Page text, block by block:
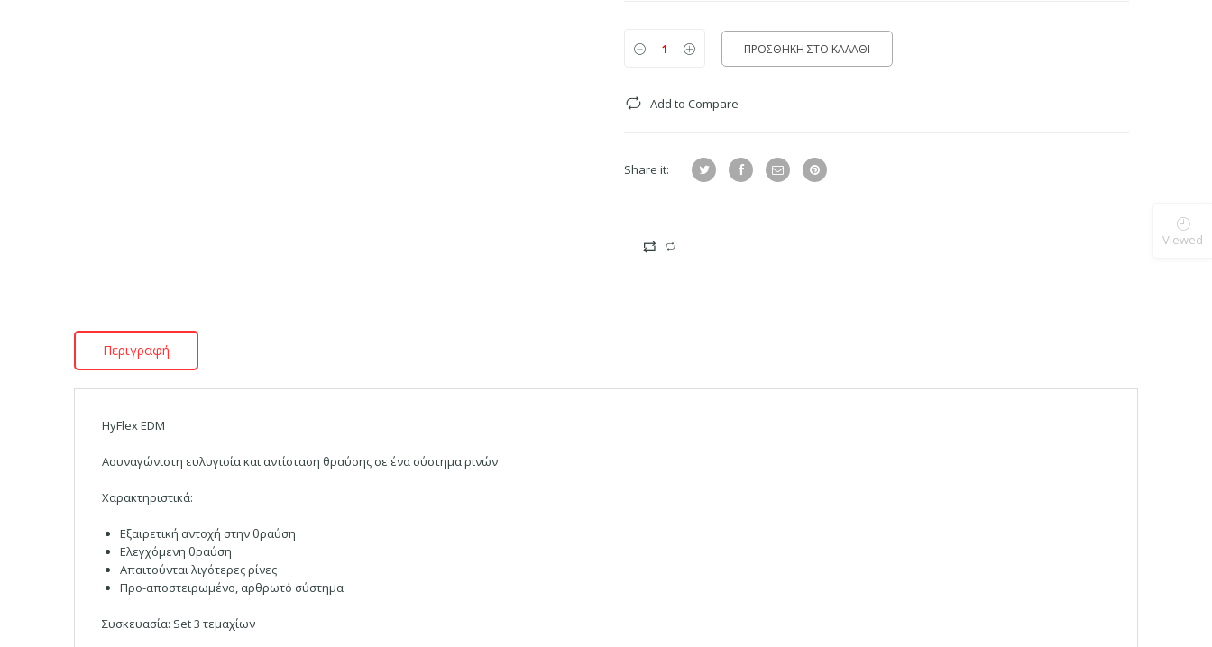
ΠΡΟΣΘΗΚΗ ΣΤΟ ΚΑΛΑΘΙ
Add to Compare
Share it:
Περιγραφή
HyFlex EDM
Ασυναγώνιστη ευλυγισία και αντίσταση θραύσης σε ένα σύστημα ρινών
Χαρακτηριστικά:
Εξαιρετική αντοχή στην θραύση
Ελεγχόμενη θραύση
Απαιτούνται λιγότερες ρίνες
Προ-αποστειρωμένο, αρθρωτό σύστημα
Συσκευασία: Set 3 τεμαχίων
Viewed